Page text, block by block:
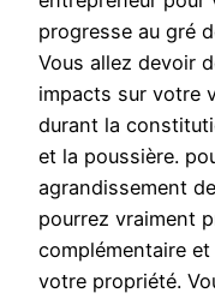
progresse au gré
Vous allez devoir
impacts sur votre
durant la
et la poussière.
agrandissement
pourrez vraiment
complémentaire
votre propriété.